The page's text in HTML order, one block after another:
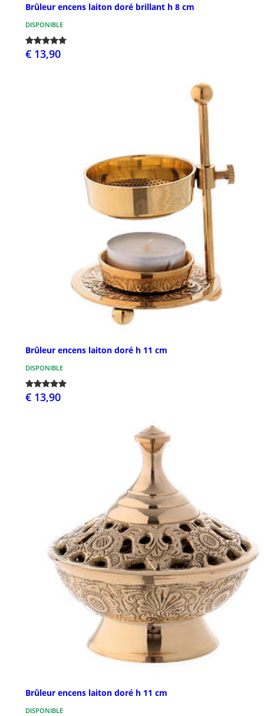
Brûleur encens laiton doré brillant h 8 cm
DISPONIBLE
€ 13,90
Brûleur encens laiton doré h 11 cm
DISPONIBLE
€ 13,90
Brûleur encens laiton doré h 11 cm
DISPONIBLE